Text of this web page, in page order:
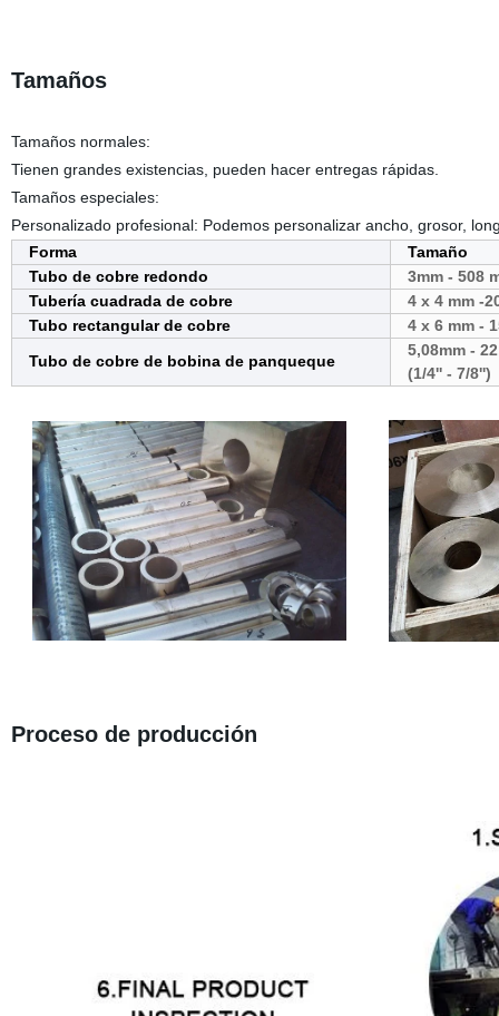
Tamaños
Tamaños normales:
Tienen grandes existencias, pueden hacer entregas rápidas.
Tamaños especiales:
Personalizado profesional: Podemos personalizar ancho, grosor,
Forma
Tamaño
Tubo de cobre redondo
3mm - 508
Tubería cuadrada de cobre
4 x 4 mm -
Tubo rectangular de cobre
4 x 6 mm -
Tubo de cobre de bobina de panqueque
5,08mm -
(1/4'' - 7/8'')
Proceso de producción